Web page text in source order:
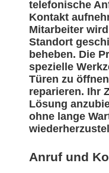
telefonische
Kontakt
Mitarbeiter
Standort
beheben. Die
spezielle
Türen zu
reparieren. Ihr
Lösung
ohne lange
Anruf und